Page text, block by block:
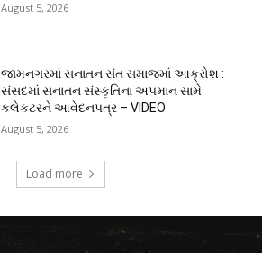
August 5, 2026
જામનગરમાં સનાતન સંત સમાજમાં આક્રોશ :
સંસદમાં સનાતન સંસ્કૃતિના અપમાન સામે
કલેકટરને આવેદનપત્ર – VIDEO
August 5, 2026
Load more